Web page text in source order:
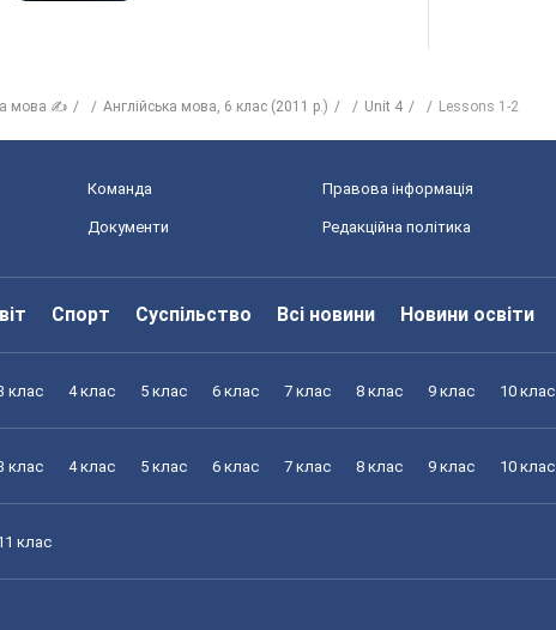
мова ✍ Англійська мова, 6 клас (2011 р.) Unit 4 Lessons 1-2
Команда Правова інформація
Документи Редакційна політика
Спорт Суспільство Всі новини Новини освіти
клас 4 клас 5 клас 6 клас 7 клас 8 клас 9 клас 10 клас
клас 4 клас 5 клас 6 клас 7 клас 8 клас 9 клас 10 клас
клас